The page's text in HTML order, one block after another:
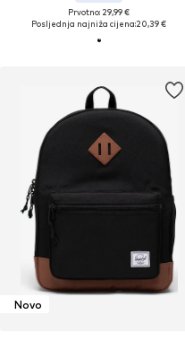
Prvotno: 29,99 €
Posljednja najniža cijena:20,39 €
Novo